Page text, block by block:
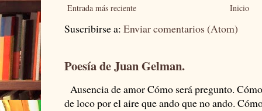
Entrada más reciente Inicio
Suscribirse a: Enviar comentarios (Atom)
Poesía de Juan Gelman.
Ausencia de amor Cómo será pregunto.
de loco por el aire que ando que no ando.